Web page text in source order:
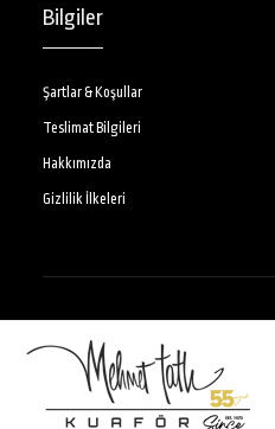
Bilgiler
Şartlar & Koşullar
Teslimat Bilgileri
Hakkımızda
Gizlilik İlkeleri